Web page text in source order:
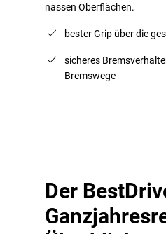
nassen Oberflächen.
bester Grip über die
sicheres
Bremswege
Der